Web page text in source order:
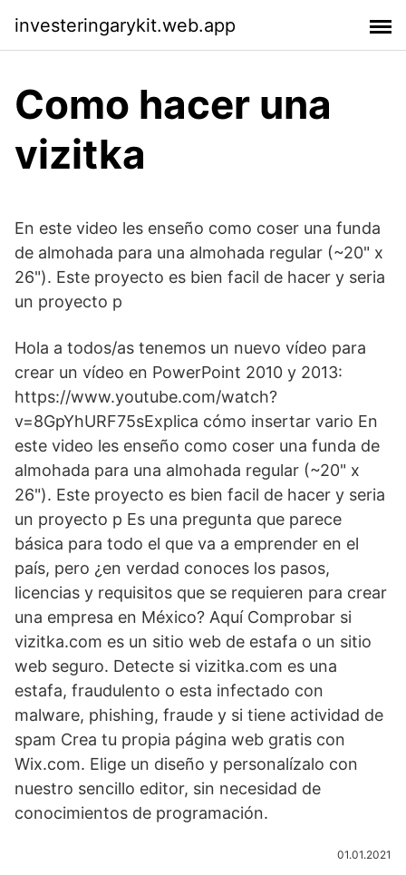
investeringarykit.web.app
Como hacer una
vizitka
En este video les enseño como coser una funda
de almohada para una almohada regular (~20" x
26"). Este proyecto es bien facil de hacer y seria
un proyecto p
Hola a todos/as tenemos un nuevo vídeo para
crear un vídeo en PowerPoint 2010 y 2013:
https://www.youtube.com/watch?
v=8GpYhURF75sExplica cómo insertar vario En
este video les enseño como coser una funda de
almohada para una almohada regular (~20" x
26"). Este proyecto es bien facil de hacer y seria
un proyecto p Es una pregunta que parece
básica para todo el que va a emprender en el
país, pero ¿en verdad conoces los pasos,
licencias y requisitos que se requieren para crear
una empresa en México? Aquí Comprobar si
vizitka.com es un sitio web de estafa o un sitio
web seguro. Detecte si vizitka.com es una
estafa, fraudulento o esta infectado con
malware, phishing, fraude y si tiene actividad de
spam Crea tu propia página web gratis con
Wix.com. Elige un diseño y personalízalo con
nuestro sencillo editor, sin necesidad de
conocimientos de programación.
01.01.2021